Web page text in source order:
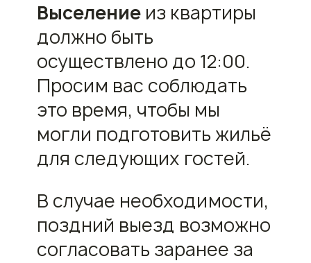
Выселениеиз квартиры
должно быть
осуществлено до 12:00.
Просим вас соблюдать
это время, чтобы мы
могли подготовить жильё
для следующих гостей.
В случае необходимости,
поздний выезд возможно
согласовать заранее за